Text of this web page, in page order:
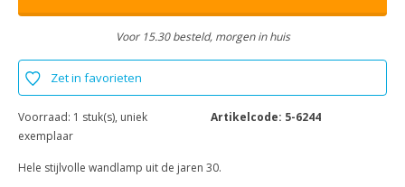
Voor 15.30 besteld, morgen in huis
Zet in favorieten
Voorraad: 1 stuk(s), uniek
exemplaar
Artikelcode: 5-6244
Hele stijlvolle wandlamp uit de jaren 30.